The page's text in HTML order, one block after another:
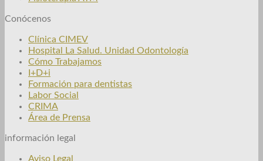
Conócenos
Clínica CIMEV
Hospital La Salud. Unidad Odontología
Cómo Trabajamos
I+D+i
Formación para dentistas
Labor Social
CRIMA
Área de Prensa
información legal
Aviso Legal